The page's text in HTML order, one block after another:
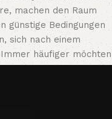
machen den Raum
günstige Bedingungen
sich nach einem
häufiger möchten
Shop aufgeben, wo